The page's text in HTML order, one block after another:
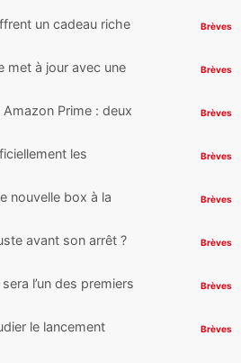
un cadeau riche
Brèves
met à jour avec une
Brèves
Prime : deux
Brèves
les
Brèves
nouvelle box à la
Brèves
avant son arrêt ?
Brèves
l’un des premiers
Brèves
le lancement
Brèves